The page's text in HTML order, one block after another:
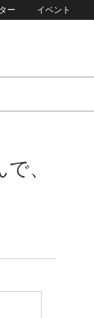
ー イベント
、